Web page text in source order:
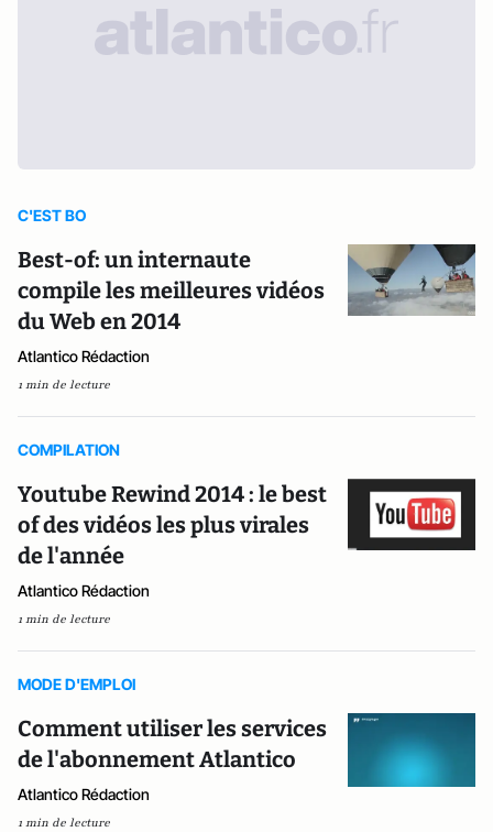
C'EST BO
Best-of: un internaute
compile les meilleures vidéos
du Web en 2014
Atlantico Rédaction
1 min de lecture
COMPILATION
Youtube Rewind 2014 : le best
of des vidéos les plus virales
de l'année
Atlantico Rédaction
1 min de lecture
MODE D'EMPLOI
Comment utiliser les services
de l'abonnement Atlantico
Atlantico Rédaction
1 min de lecture